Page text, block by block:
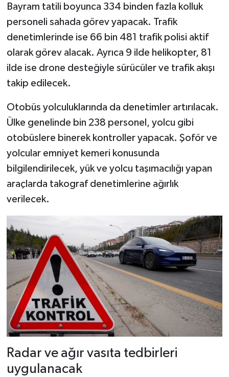
Bayram tatili boyunca 334 binden fazla kolluk
personeli sahada görev yapacak. Trafik
denetimlerinde ise 66 bin 481 trafik polisi aktif
olarak görev alacak. Ayrıca 9 ilde helikopter, 81
ilde ise drone desteğiyle sürücüler ve trafik akışı
takip edilecek.
Otobüs yolculuklarında da denetimler artırılacak.
Ülke genelinde bin 238 personel, yolcu gibi
otobüslere binerek kontroller yapacak. Şoför ve
yolcular emniyet kemeri konusunda
bilgilendirilecek, yük ve yolcu taşımacılığı yapan
araçlarda takograf denetimlerine ağırlık
verilecek.
Radar ve ağır vasıta tedbirleri
uygulanacak
Dünya Haberleri
Yerel Haberler
Haber Arşivi